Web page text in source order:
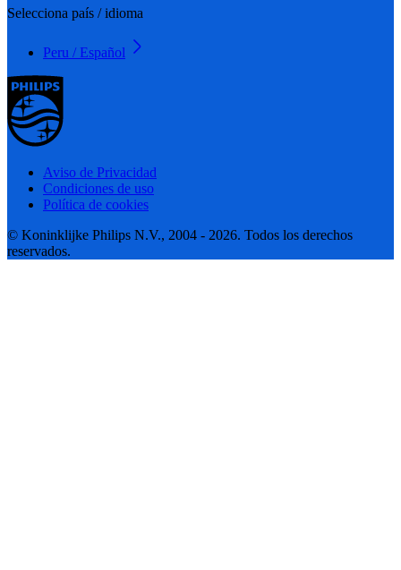
Selecciona país / idioma
Peru / Español
Aviso de Privacidad
Condiciones de uso
Política de cookies
© Koninklijke Philips N.V., 2004 - 2026. Todos los derechos
reservados.